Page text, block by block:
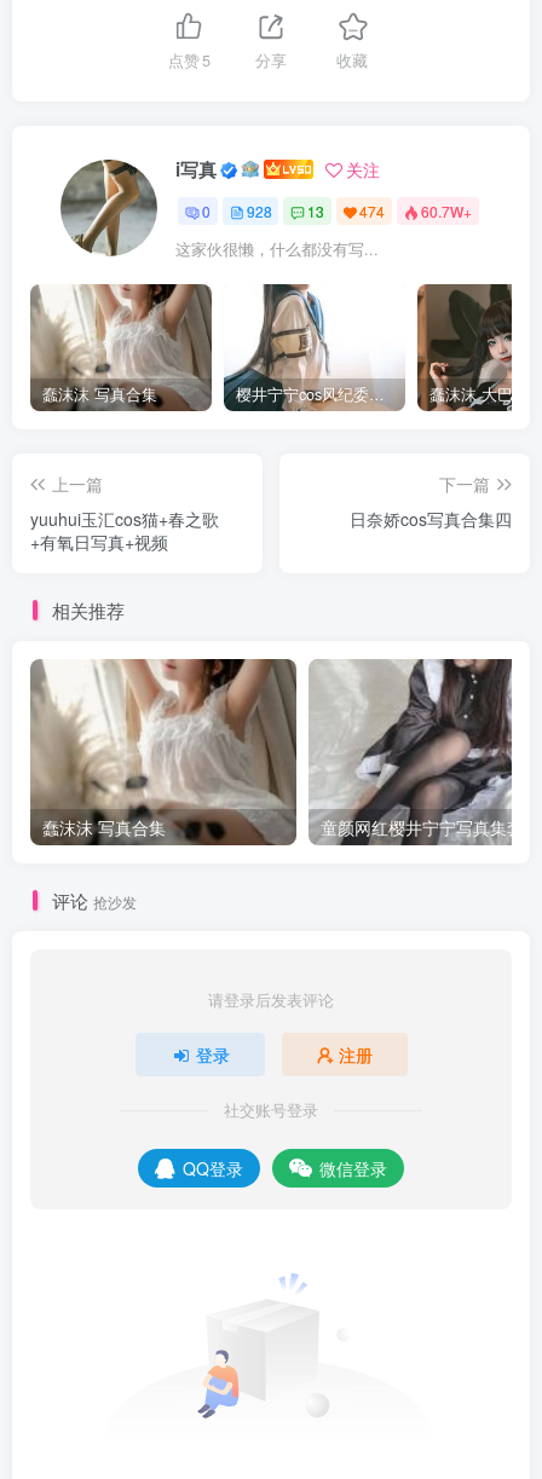
点赞5 分享 收藏
i写真 关注
0 928 13 474 60.7W+
这家伙很懒，什么都没有写...
蠢沫沫 写真合集 樱井宁宁cos风纪委员写真套图
上一篇
yuuhui玉汇cos猫+春之歌
+有氧日写真+视频
下一篇
日奈娇cos写真合集四
相关推荐
蠢沫沫 写真合集 童颜网红樱井宁宁写真集套图
评论 抢沙发
请登录后发表评论
登录 注册
社交账号登录
QQ登录 微信登录